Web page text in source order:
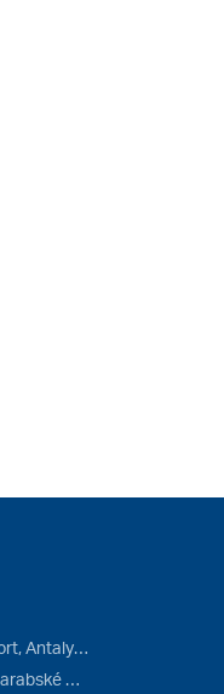
Bayou Villas at Lara Barut Collection Resort, Antalya, Turecko
Banyan Tree Dubai Hotel, Dubaj, Spojené arabské emiráty